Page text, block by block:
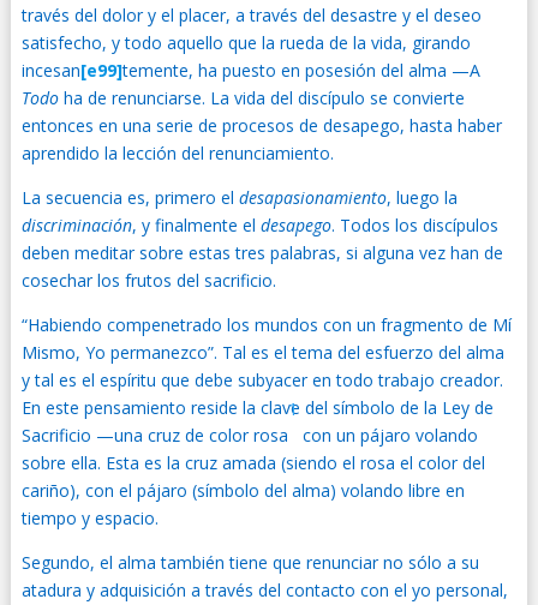
través del dolor y el placer, a través del desastre y el deseo
satisfecho, y todo aquello que la rueda de la vida, girando
incesan[e99]temente, ha puesto en posesión del alma —A
Todoha de renunciarse. La vida del discípulo se convierte
entonces en una serie de procesos de desapego, hasta haber
aprendido la lección del renunciamiento.
La secuencia es, primero el desapasionamiento, luego la
discriminación, y finalmente el desapego. Todos los discípulos
deben meditar sobre estas tres palabras, si alguna vez han de
cosechar los frutos del sacrificio.
“Habiendo compenetrado los mundos con un fragmento de Mí
Mismo, Yo permanezco”. Tal es el tema del esfuerzo del alma
y tal es el espíritu que debe subyacer en todo trabajo creador.
En este pensamiento reside la clave del símbolo de la Ley de
Sacrificio —una cruz de color rosa
1
con un pájaro volando
sobre ella. Esta es la cruz amada (siendo el rosa el color del
cariño), con el pájaro (símbolo del alma) volando libre en
tiempo y espacio.
Segundo, el alma también tiene que renunciar no sólo a su
atadura y adquisición a través del contacto con el yo personal,